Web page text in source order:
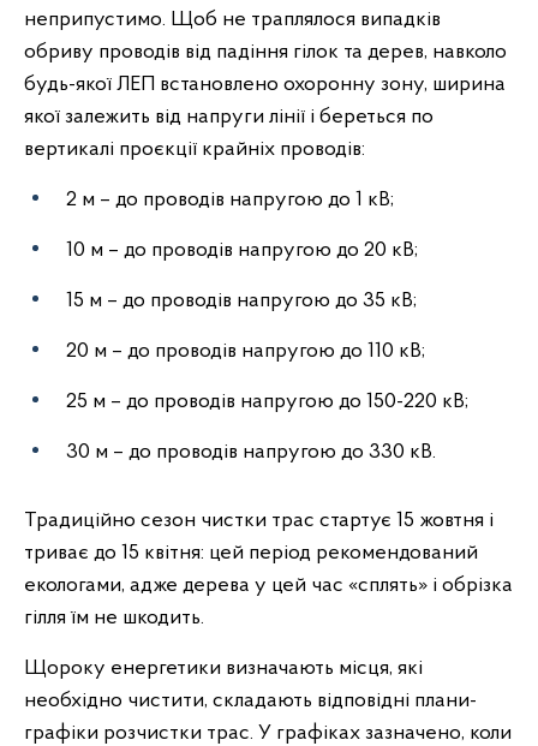
неприпустимо. Щоб не траплялося випадків
обриву проводів від падіння гілок та дерев, навколо
будь-якої ЛЕП встановлено охоронну зону, ширина
якої залежить від напруги лінії і береться по
вертикалі проєкції крайніх проводів:
2 м – до проводів напругою до 1 кВ;
10 м – до проводів напругою до 20 кВ;
15 м – до проводів напругою до 35 кВ;
20 м – до проводів напругою до 110 кВ;
25 м – до проводів напругою до 150-220 кВ;
30 м – до проводів напругою до 330 кВ.
Традиційно сезон чистки трас стартує 15 жовтня і
триває до 15 квітня: цей період рекомендований
екологами, адже дерева у цей час «сплять» і обрізка
гілля їм не шкодить.
Щороку енергетики визначають місця, які
необхідно чистити, складають відповідні плани-
графіки розчистки трас. У графіках зазначено, коли